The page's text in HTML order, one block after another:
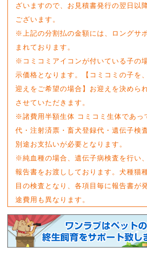
ざいますので、お見積書発行の翌日以
ございます。
※上記の分割払の金額には、ロングサ
まれております。
※コミコミアイコンが付いている子の
示価格となります。【コミコミの子を
迎えをご希望の場合】お迎えを決めら
させていただきます。
※諸費用半額生体 コミコミ生体であっ
代・注射済票・畜犬登録代・遺伝子検
別途お支払いが必要となります。
※純血種の場合、遺伝子病検査を行い
報告書をお渡ししております。犬種猫
目の検査となり、各項目毎に報告書が
途費用も異なります。